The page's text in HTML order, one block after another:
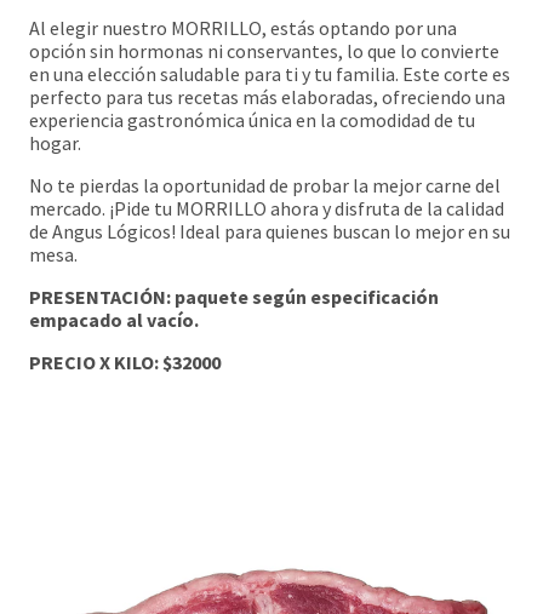
Al elegir nuestro MORRILLO, estás optando por una
opción sin hormonas ni conservantes, lo que lo convierte
en una elección saludable para ti y tu familia. Este corte es
perfecto para tus recetas más elaboradas, ofreciendo una
experiencia gastronómica única en la comodidad de tu
hogar.
No te pierdas la oportunidad de probar la mejor carne del
mercado. ¡Pide tu MORRILLO ahora y disfruta de la calidad
de Angus Lógicos! Ideal para quienes buscan lo mejor en su
mesa.
PRESENTACIÓN: paquete según especificación
empacado al vacío.
PRECIO X KILO: $32000